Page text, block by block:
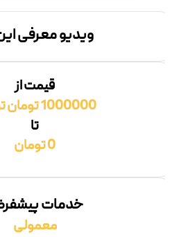
ویدیو معرفی این تور
قیمت از
1000000 تومان تومان
خدمات پیشفرض
معمولی